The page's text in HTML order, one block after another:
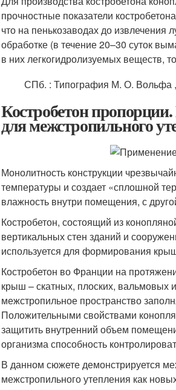
прочностные показатели
что на пенькозаводах до извлечения
обработке (в течение 20–30 суток
в них легкогидролизуемых веществ,
СПб. : Типография М. О. Вольфа
Костробетон
для межстропильного
Монолитность конструкции
температуры и создает «сплошной
влажность внутри помещения, с
Костробетон, состоящий из
вертикальных стен зданий и
используется для формирования
Костробетон во Франции на
крыш – скатных, плоских, вальмовых
межстропильное пространство
Положительными свойствами
защитить внутренний объем
организма способность
В данном сюжете демонстрируется
межстропильного утепления как